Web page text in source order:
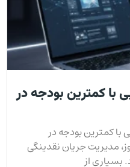
با کمترین بودجه در
با کمترین بودجه در
مدیریت جریان نقدینگی